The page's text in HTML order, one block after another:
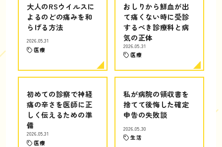
大人のRSウイルスに
よるのどの痛みを和
らげる方法
2026.05.31
医療
おしりから鮮血が出
て痛くない時に受診
するべき診療科と病
気の正体
2026.05.31
医療
初めての診察で神経
痛の辛さを医師に正
しく伝えるための準
備
2026.05.31
医療
私が病院の領収書を
捨てて後悔した確定
申告の失敗談
2026.05.30
生活